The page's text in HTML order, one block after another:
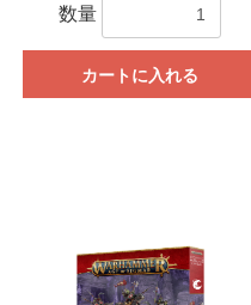
数量
カートに入れる